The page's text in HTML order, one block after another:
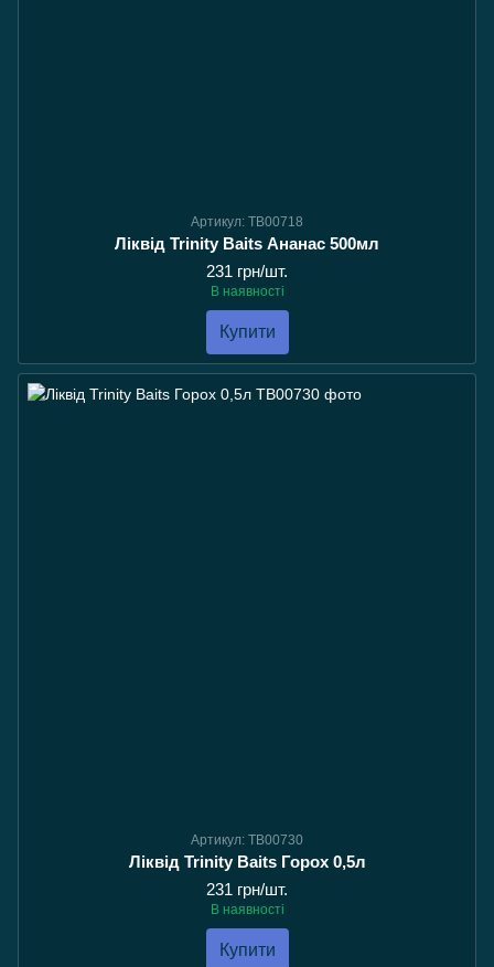
Артикул: TB00718
Ліквід Trinity Baits Ананас 500мл
231 грн/шт.
В наявності
Купити
Артикул: TB00730
Ліквід Trinity Baits Горох 0,5л
231 грн/шт.
В наявності
Купити